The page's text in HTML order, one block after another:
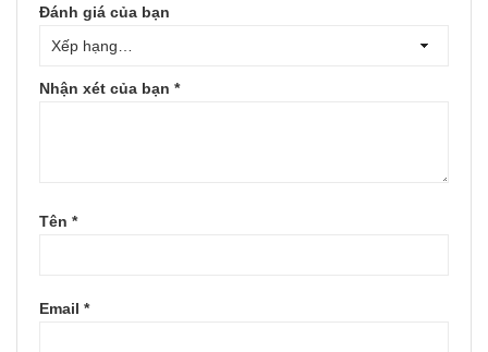
Đánh giá của bạn
Nhận xét của bạn *
Tên *
Email *